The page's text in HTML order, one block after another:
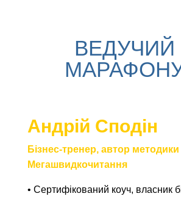
ВЕДУЧИЙ
Андрій Сподін
Бізнес-тренер, автор методики
Мегашвидкочитання
• Сертифікований коуч, власник